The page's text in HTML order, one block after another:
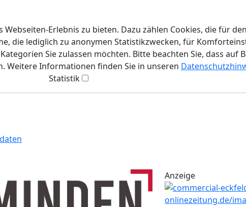
Erlebnis zu bieten. Dazu zählen Cookies, die für
die lediglich zu anonymen Statistikzwecken, für
Sie zulassen möchten. Bitte beachten Sie, dass
Weitere Informationen finden Sie in unseren
Statistik
Anzeige